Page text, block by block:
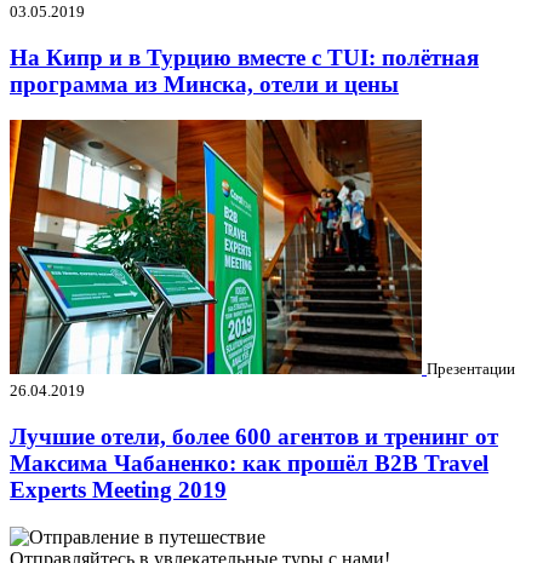
03.05.2019
На Кипр и в Турцию вместе с TUI: полётная
программа из Минска, отели и цены
Презентации
26.04.2019
Лучшие отели, более 600 агентов и тренинг от
Максима Чабаненко: как прошёл B2B Travel
Experts Meeting 2019
Отправляйтесь в увлекательные туры с нами!